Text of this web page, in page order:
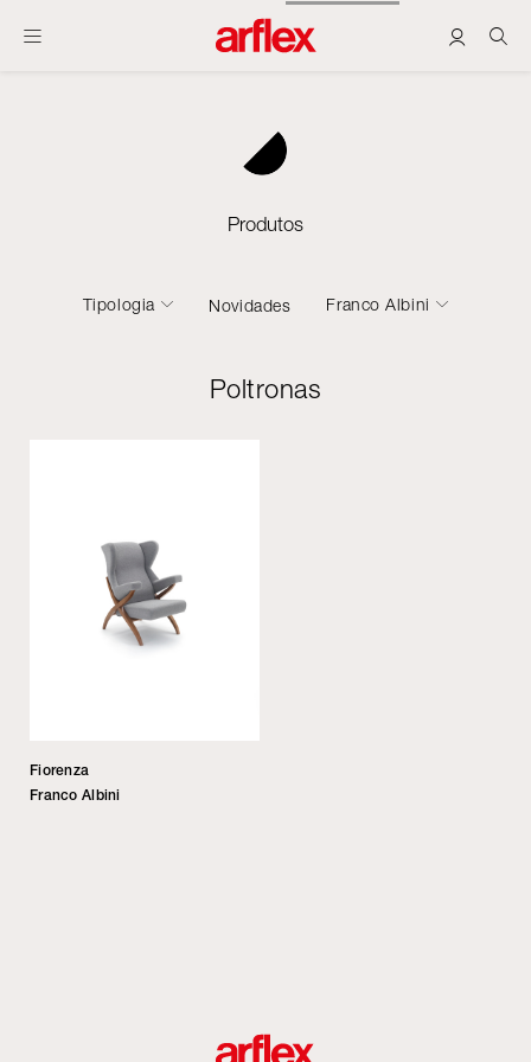
Produtos
Tipologia Novidades Franco Albini
Poltronas
Fiorenza
Franco Albini